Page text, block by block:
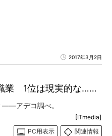
2017年3月2日
業 1位は現実的な……
――アデコ調べ。
[ITmedia]
PC用表示
関連情報